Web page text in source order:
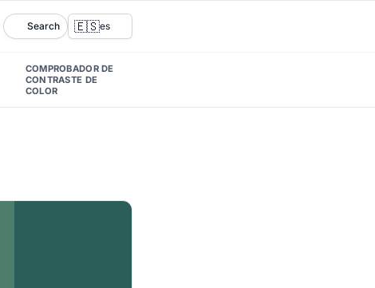
Search 🇪🇸es
COMPROBADOR DE
CONTRASTE DE
COLOR